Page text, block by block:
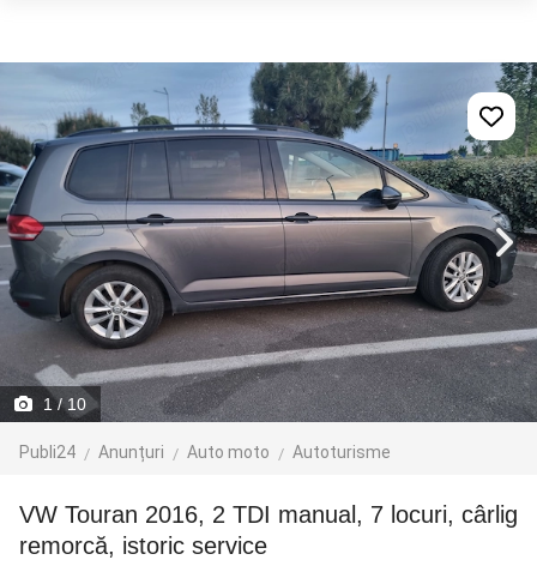
1 / 10
Publi24 Anunțuri Auto moto Autoturisme
VW Touran 2016, 2 TDI manual, 7 locuri, cârlig
remorcă, istoric service